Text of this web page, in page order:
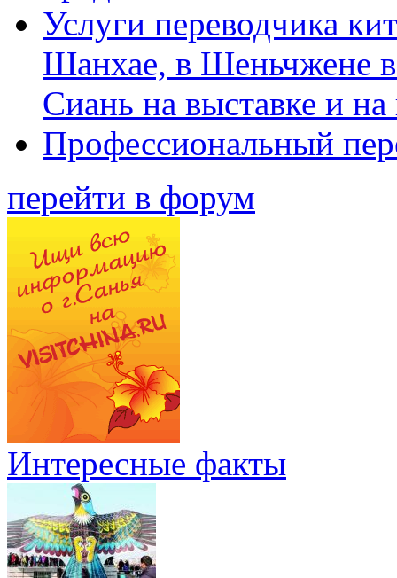
Услуги переводчика
Шанхае, в Шеньчжене
Сиань на выставке и
Профессиональный
перейти в форум
Интересные факты